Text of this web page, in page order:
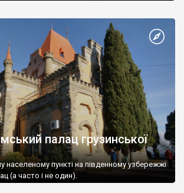
палац грузинської
пункті на південному узбережжі
(а часто і не один).